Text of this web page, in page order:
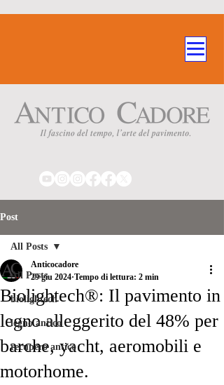
Post
All Posts
biolightech
legno antico
recupero antico
All Posts
Biolightech®: Il pavimento in
legno alleggerito del 48% per
barche, yacht, aeromobili e
motorhome.
Anticocadore
29 giu 2024 Tempo di lettura: 2 min